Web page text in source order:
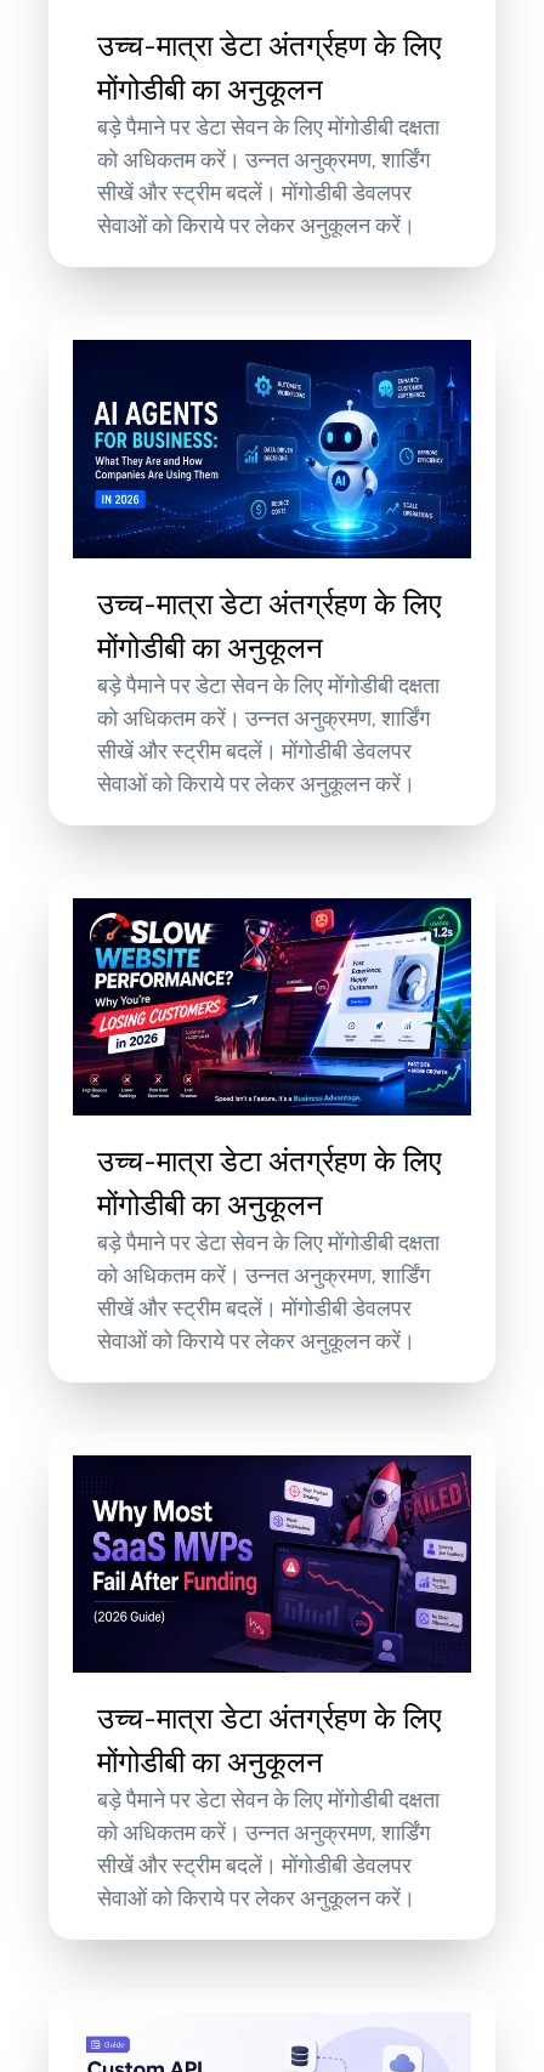
उच्च-मात्रा डेटा अंतर्ग्रहण के लिए
मोंगोडीबी का अनुकूलन
बड़े पैमाने पर डेटा सेवन के लिए मोंगोडीबी दक्षता
को अधिकतम करें। उन्नत अनुक्रमण, शार्डिंग
सीखें और स्ट्रीम बदलें। मोंगोडीबी डेवलपर
सेवाओं को किराये पर लेकर अनुकूलन करें।
उच्च-मात्रा डेटा अंतर्ग्रहण के लिए
मोंगोडीबी का अनुकूलन
बड़े पैमाने पर डेटा सेवन के लिए मोंगोडीबी दक्षता
को अधिकतम करें। उन्नत अनुक्रमण, शार्डिंग
सीखें और स्ट्रीम बदलें। मोंगोडीबी डेवलपर
सेवाओं को किराये पर लेकर अनुकूलन करें।
उच्च-मात्रा डेटा अंतर्ग्रहण के लिए
मोंगोडीबी का अनुकूलन
बड़े पैमाने पर डेटा सेवन के लिए मोंगोडीबी दक्षता
को अधिकतम करें। उन्नत अनुक्रमण, शार्डिंग
सीखें और स्ट्रीम बदलें। मोंगोडीबी डेवलपर
सेवाओं को किराये पर लेकर अनुकूलन करें।
उच्च-मात्रा डेटा अंतर्ग्रहण के लिए
मोंगोडीबी का अनुकूलन
बड़े पैमाने पर डेटा सेवन के लिए मोंगोडीबी दक्षता
को अधिकतम करें। उन्नत अनुक्रमण, शार्डिंग
सीखें और स्ट्रीम बदलें। मोंगोडीबी डेवलपर
सेवाओं को किराये पर लेकर अनुकूलन करें।